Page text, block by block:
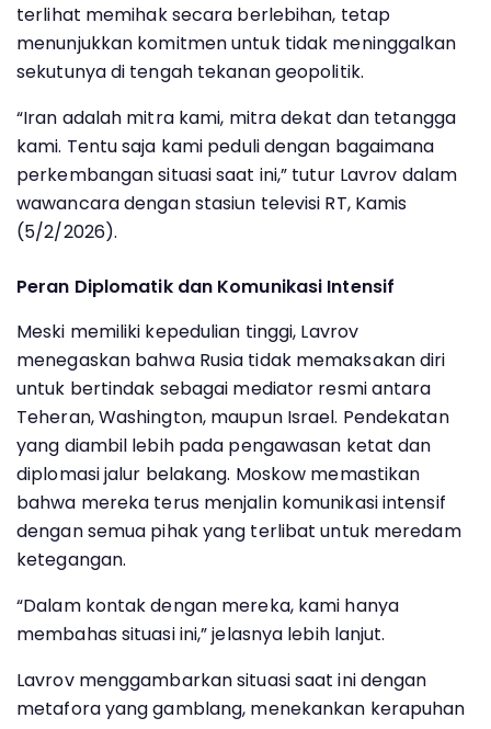
terlihat memihak secara berlebihan, tetap
menunjukkan komitmen untuk tidak meninggalkan
sekutunya di tengah tekanan geopolitik.
“Iran adalah mitra kami, mitra dekat dan tetangga
kami. Tentu saja kami peduli dengan bagaimana
perkembangan situasi saat ini,” tutur Lavrov dalam
wawancara dengan stasiun televisi RT, Kamis
(5/2/2026).
Peran Diplomatik dan Komunikasi Intensif
Meski memiliki kepedulian tinggi, Lavrov
menegaskan bahwa Rusia tidak memaksakan diri
untuk bertindak sebagai mediator resmi antara
Teheran, Washington, maupun Israel. Pendekatan
yang diambil lebih pada pengawasan ketat dan
diplomasi jalur belakang. Moskow memastikan
bahwa mereka terus menjalin komunikasi intensif
dengan semua pihak yang terlibat untuk meredam
ketegangan.
“Dalam kontak dengan mereka, kami hanya
membahas situasi ini,” jelasnya lebih lanjut.
Lavrov menggambarkan situasi saat ini dengan
metafora yang gamblang, menekankan kerapuhan